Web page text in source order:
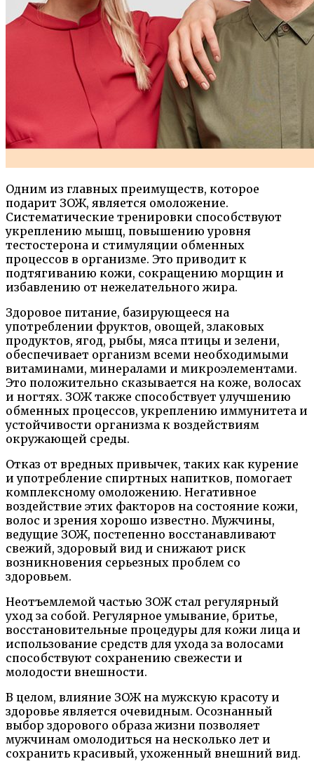
Одним из главных преимуществ, которое
подарит ЗОЖ, является омоложение.
Систематические тренировки способствуют
укреплению мышц, повышению уровня
тестостерона и стимуляции обменных
процессов в организме. Это приводит к
подтягиванию кожи, сокращению морщин и
избавлению от нежелательного жира.
Здоровое питание, базирующееся на
употреблении фруктов, овощей, злаковых
продуктов, ягод, рыбы, мяса птицы и зелени,
обеспечивает организм всеми необходимыми
витаминами, минералами и микроэлементами.
Это положительно сказывается на коже, волосах
и ногтях. ЗОЖ также способствует улучшению
обменных процессов, укреплению иммунитета и
устойчивости организма к воздействиям
окружающей среды.
Отказ от вредных привычек, таких как курение
и употребление спиртных напитков, помогает
комплексному омоложению. Негативное
воздействие этих факторов на состояние кожи,
волос и зрения хорошо известно. Мужчины,
ведущие ЗОЖ, постепенно восстанавливают
свежий, здоровый вид и снижают риск
возникновения серьезных проблем со
здоровьем.
Неотъемлемой частью ЗОЖ стал регулярный
уход за собой. Регулярное умывание, бритье,
восстановительные процедуры для кожи лица и
использование средств для ухода за волосами
способствуют сохранению свежести и
молодости внешности.
В целом, влияние ЗОЖ на мужскую красоту и
здоровье является очевидным. Осознанный
выбор здорового образа жизни позволяет
мужчинам омолодиться на несколько лет и
сохранить красивый, ухоженный внешний вид.